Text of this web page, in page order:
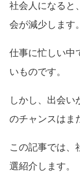
社会人になると
会が減少します。
仕事に忙しい中
いものです。
しかし、出会い
のチャンスはま
この記事では、
選紹介します。